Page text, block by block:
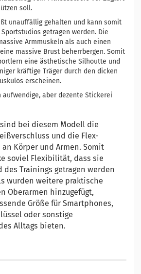
soll.
unauffällig gehalten und kann somit
getragen werden. Die
Armmuskeln als auch einen
massive Brust beherrbergen. Somit
eine ästhetische Silhoutte und
kräftige Träger durch den dicken
erscheinen.
aufwendige, aber dezente Stickerei
bei diesem Modell die
und die Flex-
Körper und Armen. Somit
soviel Flexibilität, dass sie
des Trainings getragen werden
wurden weitere praktische
Oberarmen hinzugefügt,
Größe für Smartphones,
oder sonstige
Alltags bieten.